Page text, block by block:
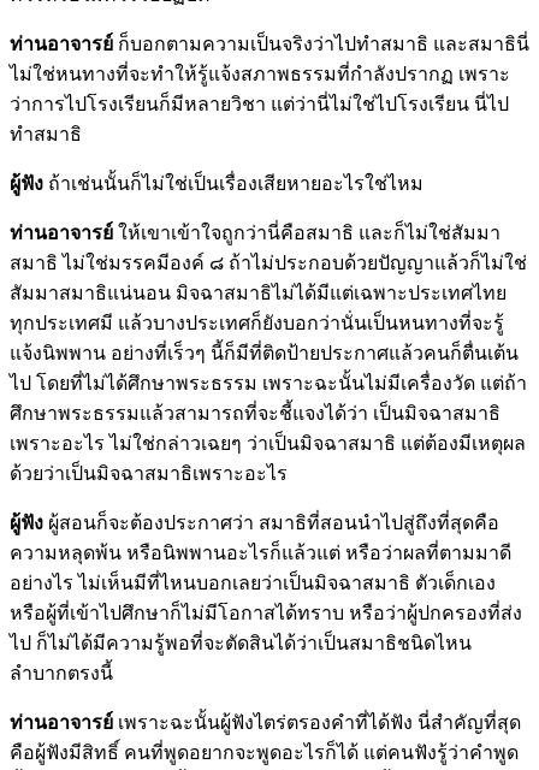
ท่านอาจารย์ ก็บอกตามความเป็นจริงว่าไปทำสมาธิ และสมาธินี่
ไม่ใช่หนทางที่จะทำให้รู้แจ้งสภาพธรรมที่กำลังปรากฏ เพราะ
ว่าการไปโรงเรียนก็มีหลายวิชา แต่ว่านี่ไม่ใช่ไปโรงเรียน นี่ไป
ทำสมาธิ
ผู้ฟัง ถ้าเช่นนั้นก็ไม่ใช่เป็นเรื่องเสียหายอะไรใช่ไหม
ท่านอาจารย์ ให้เขาเข้าใจถูกว่านี่คือสมาธิ และก็ไม่ใช่สัมมา
สมาธิ ไม่ใช่มรรคมีองค์ ๘ ถ้าไม่ประกอบด้วยปัญญาแล้วก็ไม่ใช่
สัมมาสมาธิแน่นอน มิจฉาสมาธิไม่ได้มีแต่เฉพาะประเทศไทย
ทุกประเทศมี แล้วบางประเทศก็ยังบอกว่านั่นเป็นหนทางที่จะรู้
แจ้งนิพพาน อย่างที่เร็วๆ นี้ก็มีที่ติดป้ายประกาศแล้วคนก็ตื่นเต้น
ไป โดยที่ไม่ได้ศึกษาพระธรรม เพราะฉะนั้นไม่มีเครื่องวัด แต่ถ้า
ศึกษาพระธรรมแล้วสามารถที่จะชี้แจงได้ว่า เป็นมิจฉาสมาธิ
เพราะอะไร ไม่ใช่กล่าวเฉยๆ ว่าเป็นมิจฉาสมาธิ แต่ต้องมีเหตุผล
ด้วยว่าเป็นมิจฉาสมาธิเพราะอะไร
ผู้ฟัง ผู้สอนก็จะต้องประกาศว่า สมาธิที่สอนนำไปสู่ถึงที่สุดคือ
ความหลุดพ้น หรือนิพพานอะไรก็แล้วแต่ หรือว่าผลที่ตามมาดี
อย่างไร ไม่เห็นมีที่ไหนบอกเลยว่าเป็นมิจฉาสมาธิ ตัวเด็กเอง
หรือผู้ที่เข้าไปศึกษาก็ไม่มีโอกาสได้ทราบ หรือว่าผู้ปกครองที่ส่ง
ไป ก็ไม่ได้มีความรู้พอที่จะตัดสินได้ว่าเป็นสมาธิชนิดไหน
ลำบากตรงนี้
ท่านอาจารย์ เพราะฉะนั้นผู้ฟังไตร่ตรองคำที่ได้ฟัง นี่สำคัญที่สุด
คือผู้ฟังมีสิทธิ์ คนที่พูดอยากจะพูดอะไรก็ได้ แต่คนฟังรู้ว่าคำพูด